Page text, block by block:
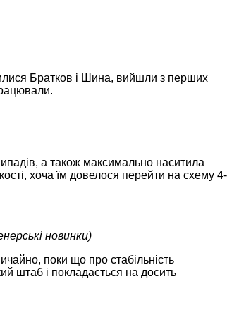
Братков і Шина, вийшли з перших
а також максимально наситила
хоча їм довелося перейти на схему 4-
новинки)
поки що про стабільність
штаб і покладається на досить